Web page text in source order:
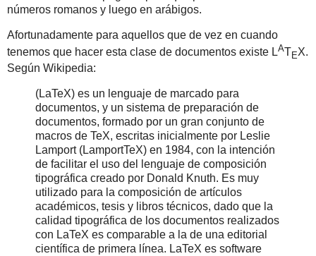
números romanos y luego en arábigos.
Afortunadamente para aquellos que de vez en cuando
tenemos que hacer esta clase de documentos existe LATEX.
Según Wikipedia:
(LaTeX) es un lenguaje de marcado para
documentos, y un sistema de preparación de
documentos, formado por un gran conjunto de
macros de TeX, escritas inicialmente por Leslie
Lamport (LamportTeX) en 1984, con la intención
de facilitar el uso del lenguaje de composición
tipográfica creado por Donald Knuth. Es muy
utilizado para la composición de artículos
académicos, tesis y libros técnicos, dado que la
calidad tipográfica de los documentos realizados
con LaTeX es comparable a la de una editorial
científica de primera línea. LaTeX es software